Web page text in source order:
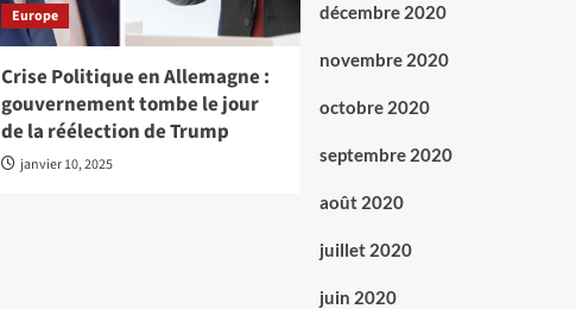
Europe
Crise Politique en Allemagne :
gouvernement tombe le jour
de la réélection de Trump
janvier 10, 2025
décembre 2020
novembre 2020
octobre 2020
septembre 2020
août 2020
juillet 2020
juin 2020